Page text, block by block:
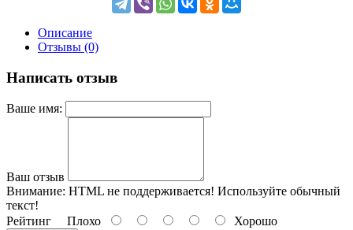
Описание
Отзывы (0)
Написать отзыв
Ваше имя:
Ваш отзыв
Внимание: HTML не поддерживается! Используйте обычный
текст!
Рейтинг Плохо Хорошо